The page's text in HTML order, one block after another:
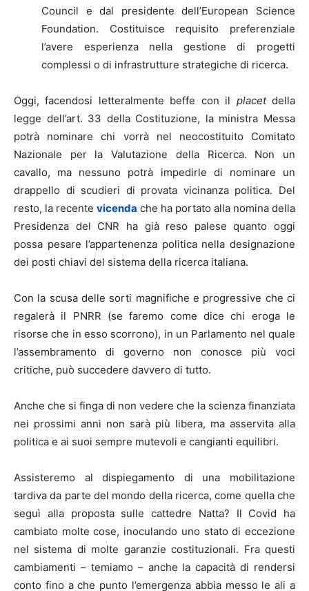
Council e dal presidente dell’European Science
Foundation. Costituisce requisito preferenziale
l’avere esperienza nella gestione di progetti
complessi o di infrastrutture strategiche di ricerca.
Oggi, facendosi letteralmente beffe con il placetdella
legge dell’art. 33 della Costituzione, la ministra Messa
potrà nominare chi vorrà nel neocostituito Comitato
Nazionale per la Valutazione della Ricerca. Non un
cavallo, ma nessuno potrà impedirle di nominare un
drappello di scudieri di provata vicinanza politica. Del
resto, la recente vicenda che ha portato alla nomina della
Presidenza del CNR ha già reso palese quanto oggi
possa pesare l’appartenenza politica nella designazione
dei posti chiavi del sistema della ricerca italiana.
Con la scusa delle sorti magnifiche e progressive che ci
regalerà il PNRR (se faremo come dice chi eroga le
risorse che in esso scorrono), in un Parlamento nel quale
l’assembramento di governo non conosce più voci
critiche, può succedere davvero di tutto.
Anche che si finga di non vedere che la scienza finanziata
nei prossimi anni non sarà più libera, ma asservita alla
politica e ai suoi sempre mutevoli e cangianti equilibri.
Assisteremo al dispiegamento di una mobilitazione
tardiva da parte del mondo della ricerca, come quella che
seguì alla proposta sulle cattedre Natta? Il Covid ha
cambiato molte cose, inoculando uno stato di eccezione
nel sistema di molte garanzie costituzionali. Fra questi
cambiamenti – temiamo – anche la capacità di rendersi
conto fino a che punto l’emergenza abbia messo le ali a